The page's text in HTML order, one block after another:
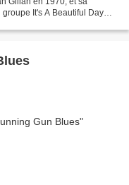
It's A Beautiful Day